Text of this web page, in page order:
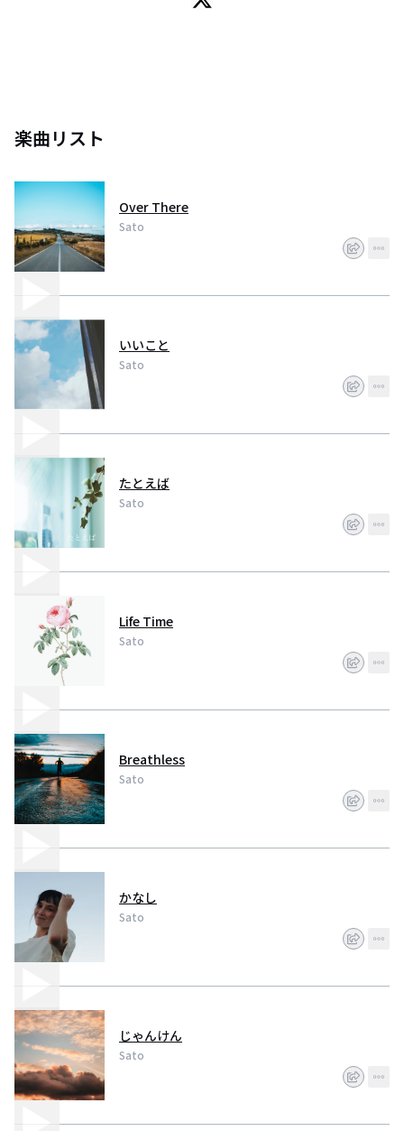
楽曲リスト
Over There
Sato
いいこと
Sato
たとえば
Sato
Life Time
Sato
Breathless
Sato
かなし
Sato
じゃんけん
Sato